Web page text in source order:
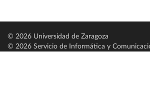
© 2026 Universidad de Zaragoza
© 2026 Servicio de Informática y